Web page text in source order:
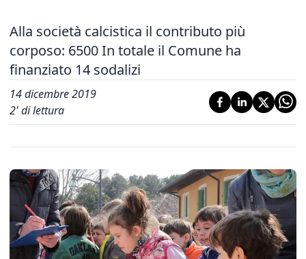
Alla società calcistica il contributo più
corposo: 6500 In totale il Comune ha
finanziato 14 sodalizi
14 dicembre 2019
2' di lettura